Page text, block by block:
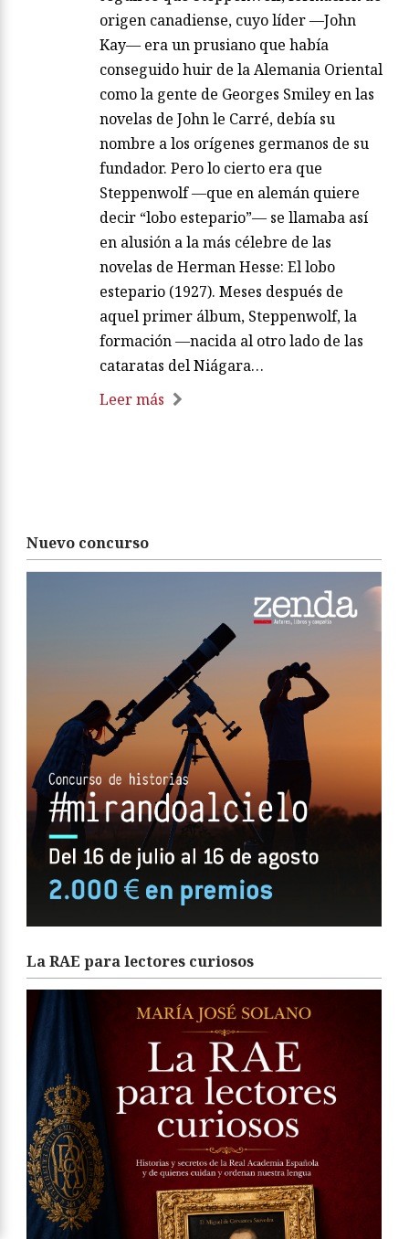
origen canadiense, cuyo líder —John
Kay— era un prusiano que había
conseguido huir de la Alemania Oriental
como la gente de Georges Smiley en las
novelas de John le Carré, debía su
nombre a los orígenes germanos de su
fundador. Pero lo cierto era que
Steppenwolf —que en alemán quiere
decir “lobo estepario”— se llamaba así
en alusión a la más célebre de las
novelas de Herman Hesse: El lobo
estepario (1927). Meses después de
aquel primer álbum, Steppenwolf, la
formación —nacida al otro lado de las
cataratas del Niágara…
Leer más
Nuevo concurso
La RAE para lectores curiosos